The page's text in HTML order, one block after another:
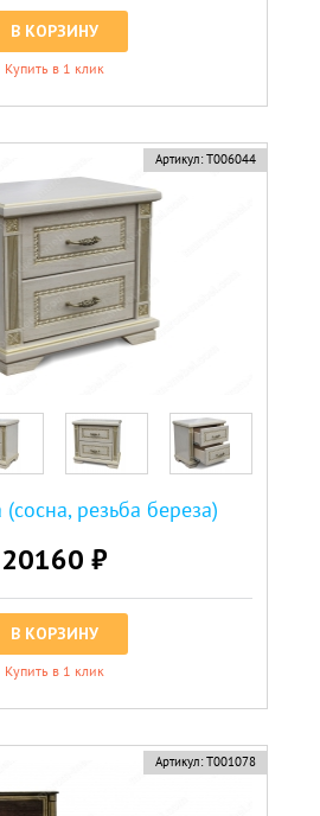
В КОРЗИНУ
Купить в 1 клик
Артикул: Т006044
(сосна, резьба береза)
20160 ₽
В КОРЗИНУ
Купить в 1 клик
Артикул: Т001078